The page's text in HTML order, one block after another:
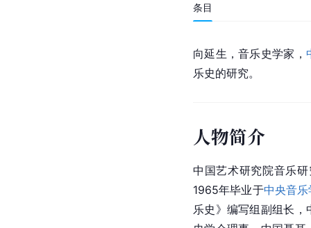
条目
向延生，音乐史学家，
乐史的研究。
人物简介
中国艺术研究院音乐
1965年毕业于中央音
乐史》编写组副组长